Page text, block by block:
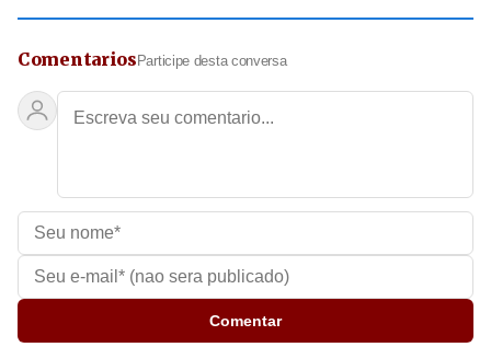
Comentarios Participe desta conversa
Comentar